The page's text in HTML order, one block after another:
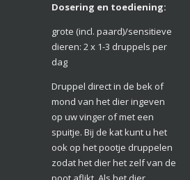
Dosering en toediening:
grote (incl. paard)/sensitieve
dieren: 2 x 1-3 druppels per
dag
Druppel direct in de bek of
mond van het dier ingeven
op uw vinger of met een
spuitje. Bij de kat kunt u het
ook op het pootje druppelen
zodat het dier het zelf van de